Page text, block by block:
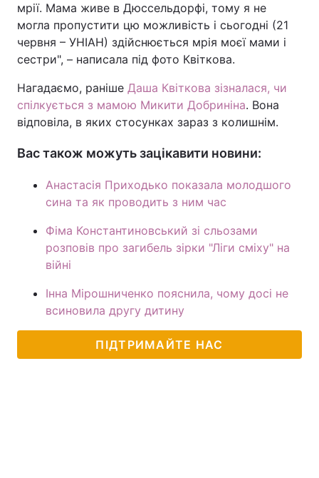
мрії. Мама живе в Дюссельдорфі, тому я не
могла пропустити цю можливість і сьогодні (21
червня – УНІАН) здійснюється мрія моєї мами і
сестри", – написала під фото Квіткова.
Нагадаємо, раніше Даша Квіткова зізналася, чи
спілкується з мамою Микити Добриніна. Вона
відповіла, в яких стосунках зараз з колишнім.
Вас також можуть зацікавити новини:
Анастасія Приходько показала молодшого
сина та як проводить з ним час
Фіма Константиновський зі сльозами
розповів про загибель зірки "Ліги сміху" на
війні
Інна Мірошниченко пояснила, чому досі не
всиновила другу дитину
ПІДТРИМАЙТЕ НАС